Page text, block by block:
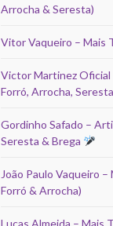
Arrocha & Seresta)
Vitor Vaqueiro – Mais
Victor Martinez Oficial
Forró, Arrocha,
Gordinho Safado –
Seresta & Brega
João Paulo Vaqueiro –
Forró & Arrocha)
Lucas Almeida – Mais